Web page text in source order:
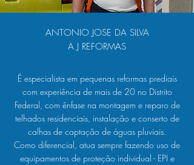
ANTONIO JOSE DA SILVA
A J REFORMAS
É especialista em pequenas reformas prediais
com experiência de mais de 20 no Distrito
Federal, com ênfase na montagem e reparo de
telhados residenciais, instalação e conserto de
calhas de captação de águas pluviais.
Como diferencial, atua sempre fazendo uso de
equipamentos de proteção individual - EPI e